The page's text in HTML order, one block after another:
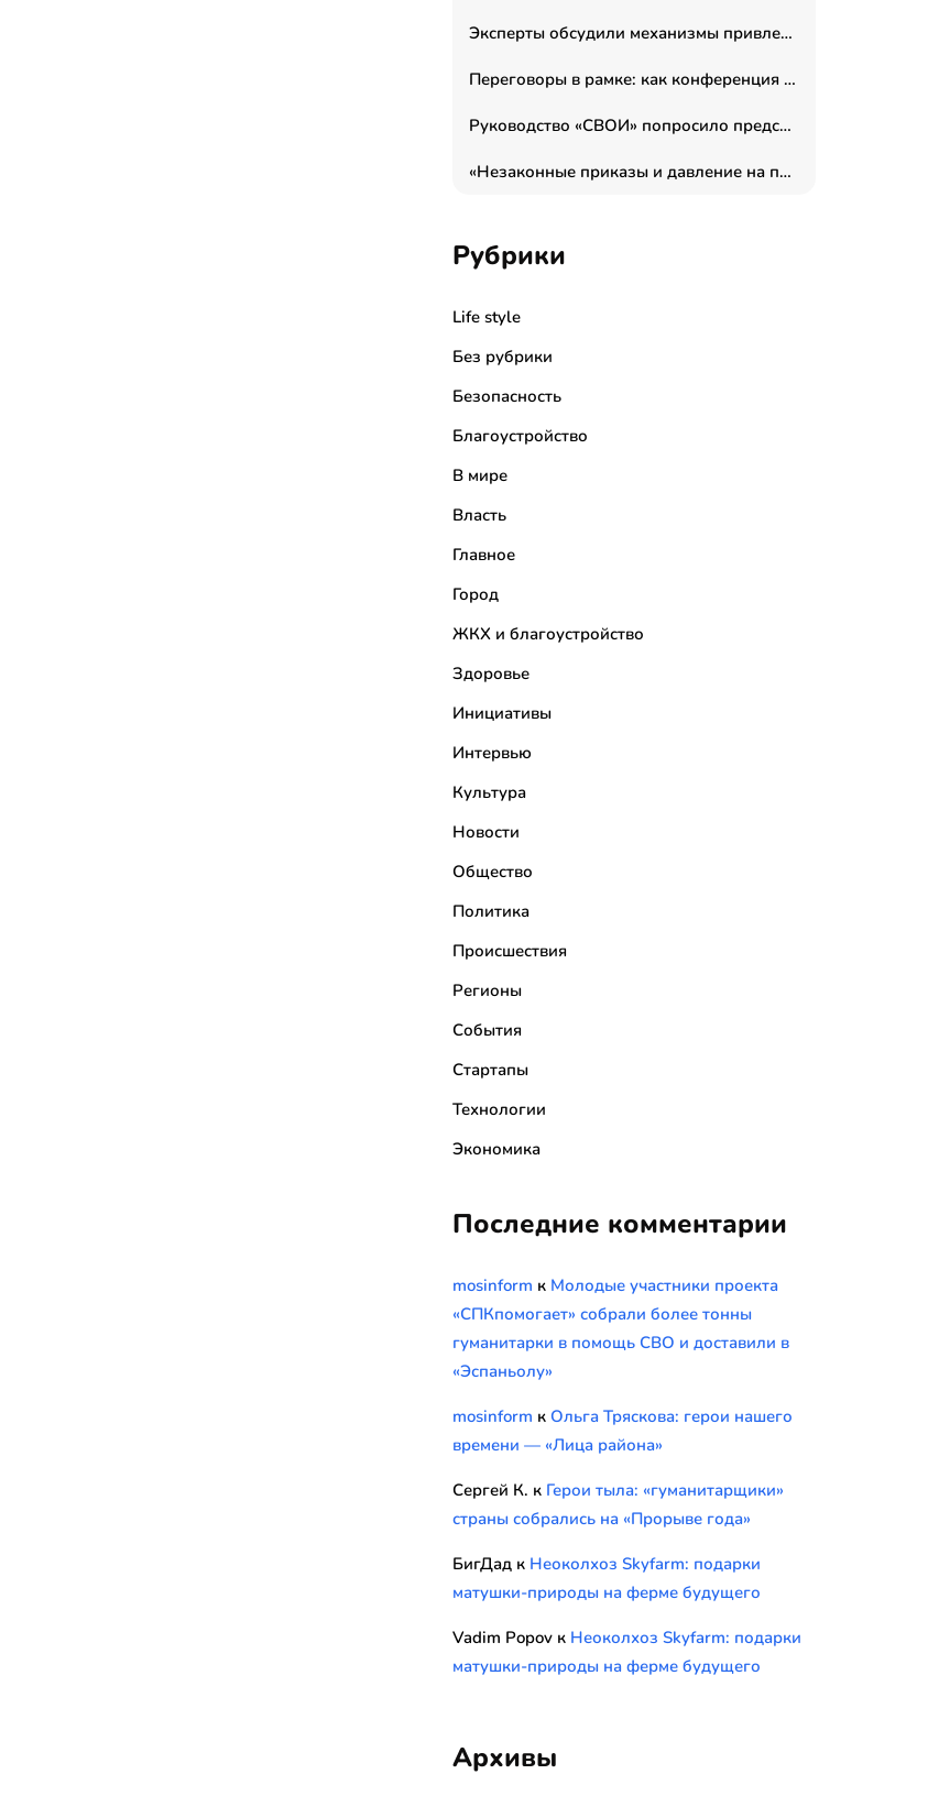
Эксперты обсудили механизмы привлечения молодых специалистов в промышленные города
Переговоры в рамке: как конференция «Бизнес как искусство» переформатирует деловой этикет в стенах ТПП РФ
Руководство «СВОИ» попросило председателя СКР дать правовую оценку обысков в тыловом штабе
«Незаконные приказы и давление на полицию»: Эрнеста Султанова задержали у посольства Израиля во время одиночного пикета
Рубрики
Life style
Без рубрики
Безопасность
Благоустройство
В мире
Власть
Главное
Город
ЖКХ и благоустройство
Здоровье
Инициативы
Интервью
Культура
Новости
Общество
Политика
Происшествия
Регионы
События
Стартапы
Технологии
Экономика
Последние комментарии
mosinform к Молодые участники проекта
«СПКпомогает» собрали более тонны
гуманитарки в помощь СВО и доставили в
«Эспаньолу»
mosinform к Ольга Тряскова: герои нашего
времени — «Лица района»
Сергей К. к Герои тыла: «гуманитарщики»
страны собрались на «Прорыве года»
БигДад к Неоколхоз Skyfarm: подарки
матушки-природы на ферме будущего
Vadim Popov к Неоколхоз Skyfarm: подарки
матушки-природы на ферме будущего
Архивы